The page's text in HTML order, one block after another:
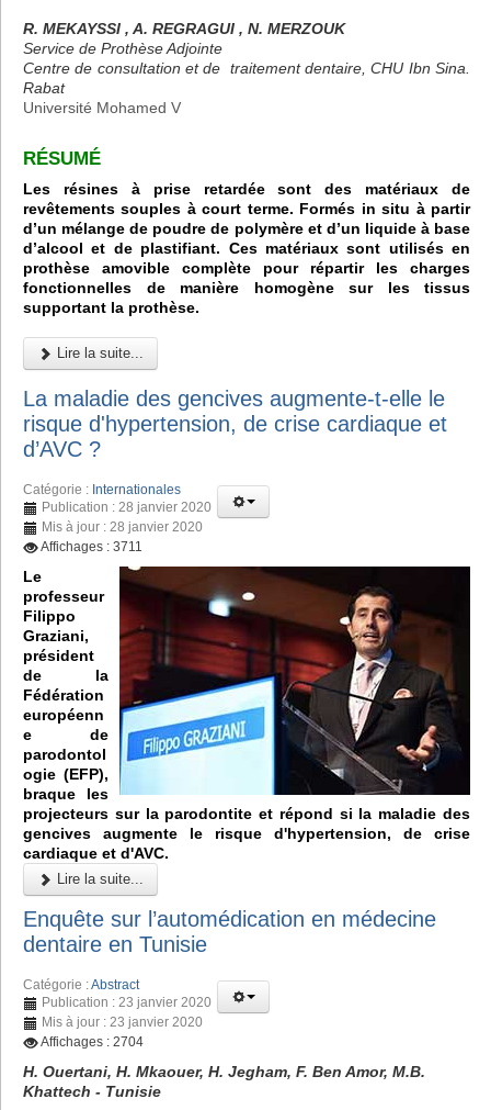
R. MEKAYSSI , A. REGRAGUI , N. MERZOUK
Service de Prothèse Adjointe
Centre de consultation et de traitement dentaire, CHU Ibn Sina.
Rabat
Université Mohamed V
RÉSUMÉ
Les résines à prise retardée sont des matériaux de
revêtements souples à court terme. Formés in situ à partir
d’un mélange de poudre de polymère et d’un liquide à base
d’alcool et de plastifiant. Ces matériaux sont utilisés en
prothèse amovible complète pour répartir les charges
fonctionnelles de manière homogène sur les tissus
supportant la prothèse.
Lire la suite...
La maladie des gencives augmente-t-elle le
risque d'hypertension, de crise cardiaque et
d’AVC ?
Catégorie : Internationales
Publication : 28 janvier 2020
Mis à jour : 28 janvier 2020
Affichages : 3711
Le
professeur
Filippo
Graziani,
président
de la
Fédération
européenn
e de
parodontol
ogie (EFP),
braque les
projecteurs sur la parodontite et répond si la maladie des
gencives augmente le risque d'hypertension, de crise
cardiaque et d'AVC.
Lire la suite...
Enquête sur l’automédication en médecine
dentaire en Tunisie
Catégorie :Abstract
Publication : 23 janvier 2020
Mis à jour : 23 janvier 2020
Affichages : 2704
H. Ouertani, H. Mkaouer, H. Jegham, F. Ben Amor, M.B.
Khattech - Tunisie